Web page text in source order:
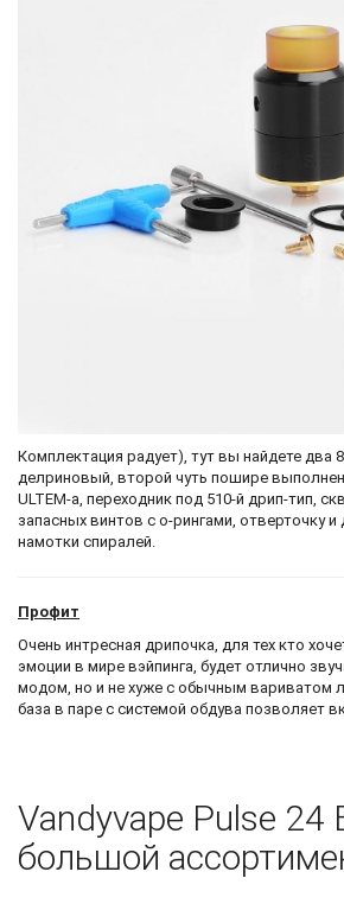
Комплектация радует), тут вы найдете два
делриновый, второй чуть пошире
ULTEM-а, переходник под 510-й дрип-тип,
запасных винтов с о-рингами, отверточку
намотки спиралей.
Профит
Очень интресная дрипочка, для тех кто
эмоции в мире вэйпинга, будет отлично
модом, но и не хуже с обычным вариватом
база в паре с системой обдува позволяет
Vandyvape Pulse 24
большой